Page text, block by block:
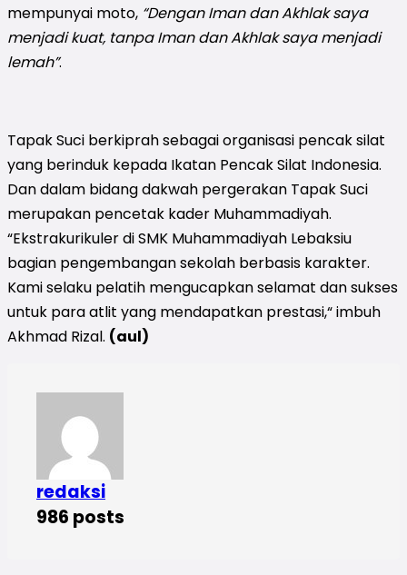
mempunyai moto, “Dengan Iman dan Akhlak saya
menjadi kuat, tanpa Iman dan Akhlak saya menjadi
lemah”.
Tapak Suci berkiprah sebagai organisasi pencak silat
yang berinduk kepada Ikatan Pencak Silat Indonesia.
Dan dalam bidang dakwah pergerakan Tapak Suci
merupakan pencetak kader Muhammadiyah.
“Ekstrakurikuler di SMK Muhammadiyah Lebaksiu
bagian pengembangan sekolah berbasis karakter.
Kami selaku pelatih mengucapkan selamat dan sukses
untuk para atlit yang mendapatkan prestasi,“ imbuh
Akhmad Rizal. (aul)
redaksi
986 posts